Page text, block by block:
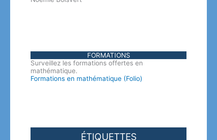
FORMATIONS
Surveillez les formations offertes en
mathématique.
Formations en mathématique (Folio)
ÉTIQUETTES